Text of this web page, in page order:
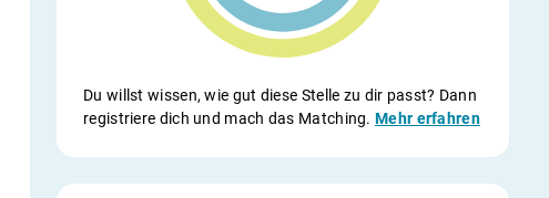
Du willst wissen, wie gut diese Stelle zu dir passt? Dann
registriere dich und mach das Matching.Mehr erfahren